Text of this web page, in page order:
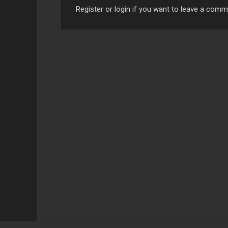
Register or login if you want to leave a